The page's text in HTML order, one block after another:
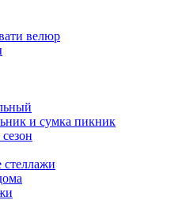
велюр
и сумка пикник
стеллажи